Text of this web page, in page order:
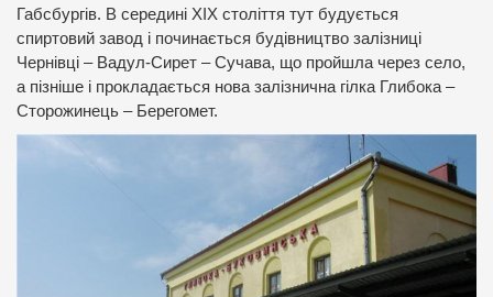
Габсбургів. В середині ХІХ століття тут будується
спиртовий завод і починається будівництво залізниці
Чернівці – Вадул-Сирет – Сучава, що пройшла через село,
а пізніше і прокладається нова залізнична гілка Глибока –
Сторожинець – Берегомет.